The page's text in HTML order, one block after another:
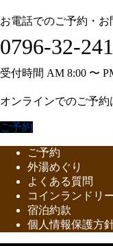
お電話でのご予約・お
0796-32-
受付時間 AM 8:00 〜
オンラインでのご予約
ご予約
ご予約
外湯めぐり
よくある質問
コインランドリ
宿泊約款
個人情報保護方